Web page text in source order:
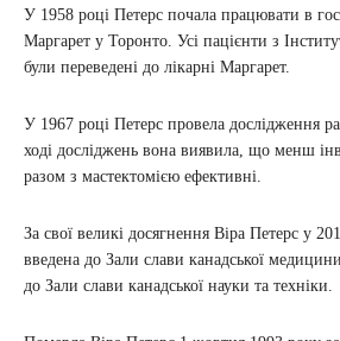
У 1958 році Петерс почала працювати в
Маргарет у Торонто. Усі пацієнти з
були переведені до лікарні Маргарет.
У 1967 році Петерс провела дослідження
ході досліджень вона виявила, що менш
разом з мастектомією ефективні.
За свої великі досягнення Віра Петерс у
введена до Зали слави канадської
до Зали слави канадської науки та техніки.